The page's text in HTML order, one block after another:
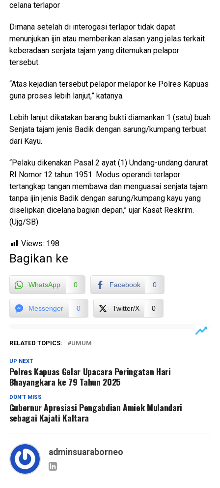
celana terlapor
Dimana setelah di interogasi terlapor tidak dapat
menunjukan ijin atau memberikan alasan yang jelas terkait
keberadaan senjata tajam yang ditemukan pelapor
tersebut.
“Atas kejadian tersebut pelapor melapor ke Polres Kapuas
guna proses lebih lanjut,” katanya.
Lebih lanjut dikatakan barang bukti diamankan 1 (satu) buah
Senjata tajam jenis Badik dengan sarung/kumpang terbuat
dari Kayu.
“Pelaku dikenakan Pasal 2 ayat (1) Undang-undang darurat
RI Nomor 12 tahun 1951. Modus operandi terlapor
tertangkap tangan membawa dan menguasai senjata tajam
tanpa ijin jenis Badik dengan sarung/kumpang kayu yang
diselipkan dicelana bagian depan,” ujar Kasat Reskrim.
(Ujg/SB)
Views: 198
Bagikan ke
WhatsApp 0 Facebook 0
Messenger 0 Twitter/X 0
RELATED TOPICS: UMUM
UP NEXT
Polres Kapuas Gelar Upacara Peringatan Hari
Bhayangkara ke 79 Tahun 2025
DON'T MISS
Gubernur Apresiasi Pengabdian Amiek Mulandari
sebagai Kajati Kaltara
adminsuaraborneo